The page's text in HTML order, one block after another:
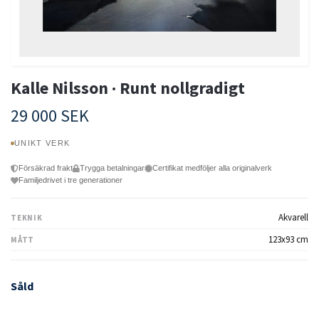
Kalle Nilsson · Runt nollgradigt
29 000 SEK
UNIKT VERK
Försäkrad frakt Trygga betalningar
Certifikat medföljer alla originalverk
Familjedrivet i tre generationer
TEKNIK Akvarell
MÅTT 123x93 cm
Såld